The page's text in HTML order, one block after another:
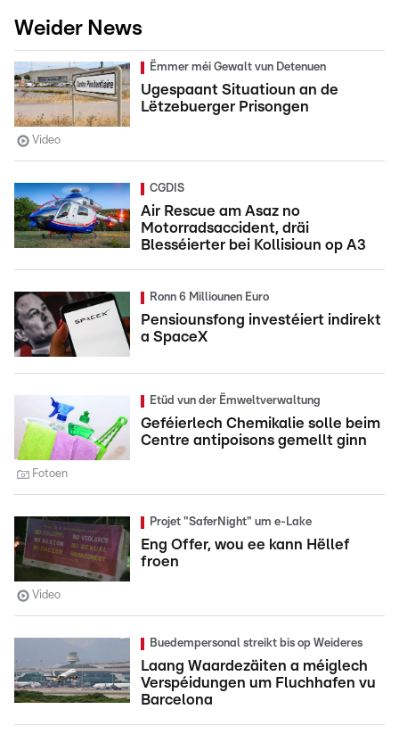
Weider News
Ëmmer méi Gewalt vun Detenuen
Ugespaant Situatioun an de
Lëtzebuerger Prisongen
Video
CGDIS
Air Rescue am Asaz no
Motorradsaccident, dräi
Blesséierter bei Kollisioun op A3
Ronn 6 Milliounen Euro
Pensiounsfong investéiert indirekt
a SpaceX
Etüd vun der Ëmweltverwaltung
Geféierlech Chemikalie solle beim
Centre antipoisons gemellt ginn
Fotoen
Projet "SaferNight" um e-Lake
Eng Offer, wou ee kann Hëllef
froen
Video
Buedempersonal streikt bis op Weideres
Laang Waardezäiten a méiglech
Verspéidungen um Fluchhafen vu
Barcelona